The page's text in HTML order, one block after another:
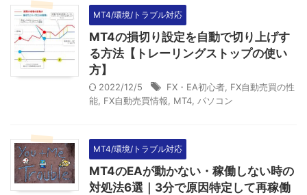
MT4/環境/トラブル対応
MT4の損切り設定を自動で切り上げす
る方法【トレーリングストップの使い
方】
2022/12/5 FX・EA初心者 FX自動売買の性
能 FX自動売買情報 MT4 パソコン
MT4/環境/トラブル対応
MT4のEAが動かない・稼働しない時の
対処法6選｜3分で原因特定して再稼働